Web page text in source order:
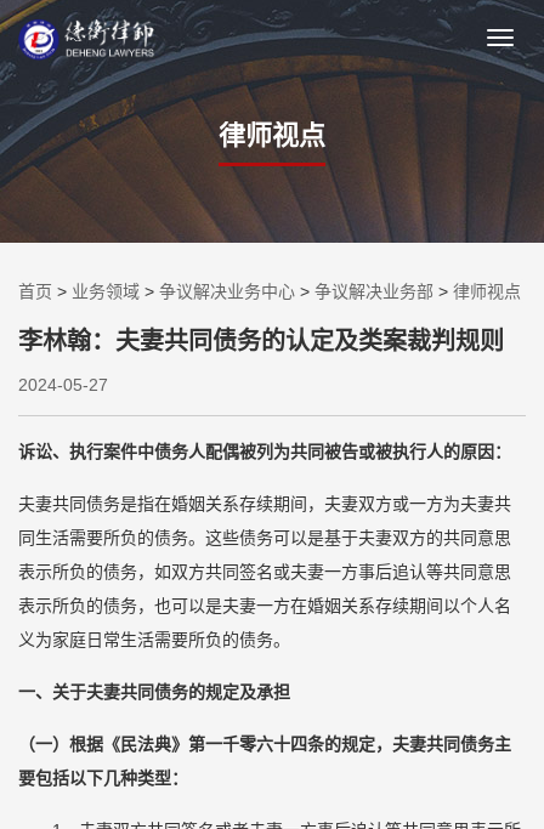
律师视点
首页 > 业务领域 > 争议解决业务中心 > 争议解决业务部 > 律师视点
李林翰：夫妻共同债务的认定及类案裁判规则
2024-05-27
诉讼、执行案件中债务人配偶被列为共同被告或被执行人的原因：
夫妻共同债务是指在婚姻关系存续期间，夫妻双方或一方为夫妻共
同生活需要所负的债务。这些债务可以是基于夫妻双方的共同意思
表示所负的债务，如双方共同签名或夫妻一方事后追认等共同意思
表示所负的债务，也可以是夫妻一方在婚姻关系存续期间以个人名
义为家庭日常生活需要所负的债务。
一、关于夫妻共同债务的规定及承担
（一）根据《民法典》第一千零六十四条的规定，夫妻共同债务主
要包括以下几种类型：